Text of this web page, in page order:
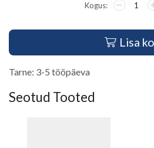
Lisa
Tarne: 3-5 tööpäeva
Seotud Tooted